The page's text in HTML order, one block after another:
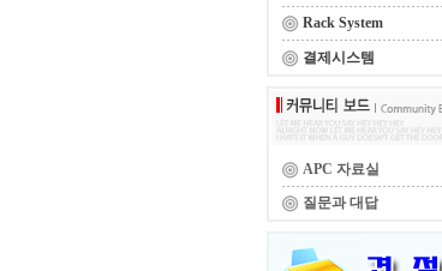
Rack System
결제시스템
APC 자료실
질문과 대답